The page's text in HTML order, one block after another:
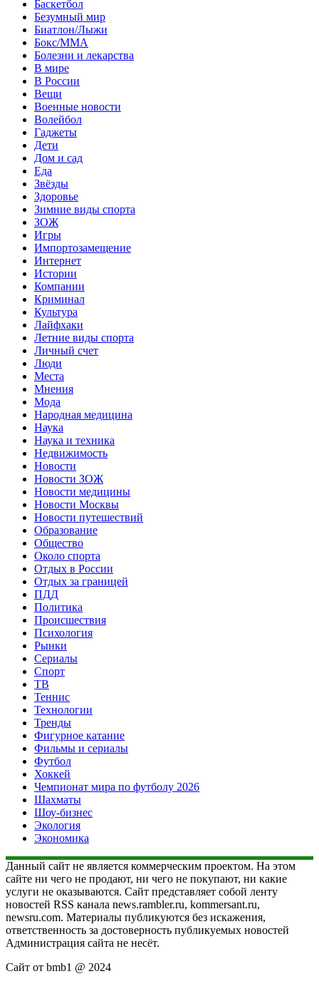
Баскетбол
Безумный мир
Биатлон/Лыжи
Бокс/MMA
Болезни и лекарства
В мире
В России
Вещи
Военные новости
Волейбол
Гаджеты
Дети
Дом и сад
Еда
Звёзды
Здоровье
Зимние виды спорта
ЗОЖ
Игры
Импортозамещение
Интернет
Истории
Компании
Криминал
Культура
Лайфхаки
Летние виды спорта
Личный счет
Люди
Места
Мнения
Мода
Народная медицина
Наука
Наука и техника
Недвижимость
Новости
Новости ЗОЖ
Новости медицины
Новости Москвы
Новости путешествий
Образование
Общество
Около спорта
Отдых в России
Отдых за границей
ПДД
Политика
Происшествия
Психология
Рынки
Сериалы
Спорт
ТВ
Теннис
Технологии
Тренды
Фигурное катание
Фильмы и сериалы
Футбол
Хоккей
Чемпионат мира по футболу 2026
Шахматы
Шоу-бизнес
Экология
Экономика
Данный сайт не является коммерческим проектом. На этом
сайте ни чего не продают, ни чего не покупают, ни какие
услуги не оказываются. Сайт представляет собой ленту
новостей RSS канала news.rambler.ru, kommersant.ru,
newsru.com. Материалы публикуются без искажения,
ответственность за достоверность публикуемых новостей
Администрация сайта не несёт.
Сайт от bmb1 @ 2024